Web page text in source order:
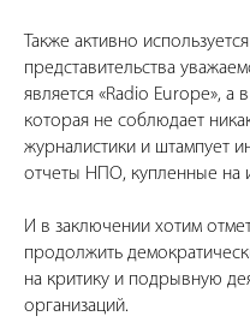
Также активно
представительства
является «Radio Europe»,
которая не соблюдает
журналистики и штампует
отчеты НПО, купленные на
И в заключении хотим
продолжить
на критику и подрывную
организаций.